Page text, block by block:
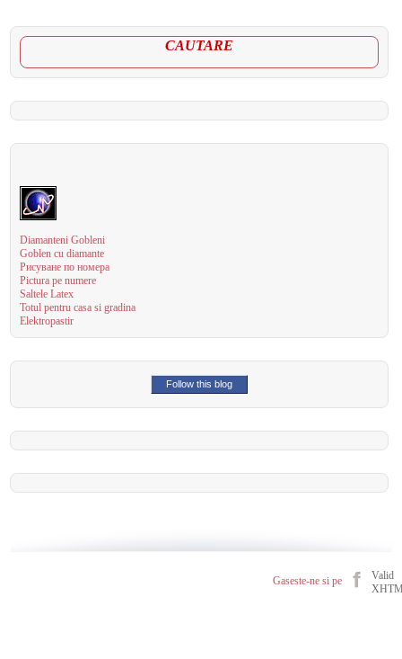
CAUTARE
Diamanteni Gobleni
Goblen cu diamante
Рисуване по номера
Pictura pe numere
Saltele Latex
Totul pentru casa si gradina
Elektropastir
Follow this blog
Gaseste-ne si pe
Valid